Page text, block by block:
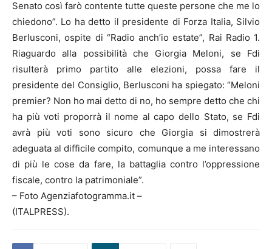
Senato così farò contente tutte queste persone che me lo
chiedono”. Lo ha detto il presidente di Forza Italia, Silvio
Berlusconi, ospite di “Radio anch’io estate”, Rai Radio 1.
Riaguardo alla possibilità che Giorgia Meloni, se Fdi
risulterà primo partito alle elezioni, possa fare il
presidente del Consiglio, Berlusconi ha spiegato: “Meloni
premier? Non ho mai detto di no, ho sempre detto che chi
ha più voti proporrà il nome al capo dello Stato, se Fdi
avrà più voti sono sicuro che Giorgia si dimostrerà
adeguata al difficile compito, comunque a me interessano
di più le cose da fare, la battaglia contro l’oppressione
fiscale, contro la patrimoniale”.
– Foto Agenziafotogramma.it –
(ITALPRESS).